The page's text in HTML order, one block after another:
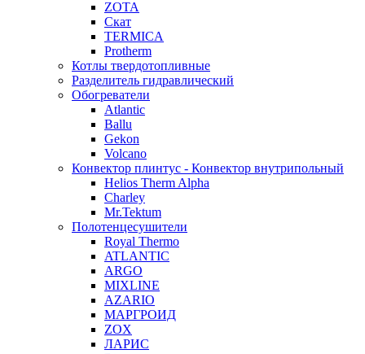
ZOTA
Скат
TERMICA
Protherm
Котлы твердотопливные
Разделитель гидравлический
Обогреватели
Atlantic
Ballu
Gekon
Volcano
Конвектор плинтус - Конвектор внутрипольный
Helios Therm Alpha
Charley
Mr.Tektum
Полотенцесушители
Royal Thermo
ATLANTIC
ARGO
MIXLINE
AZARIO
МАРГРОИД
ZOX
ЛАРИС